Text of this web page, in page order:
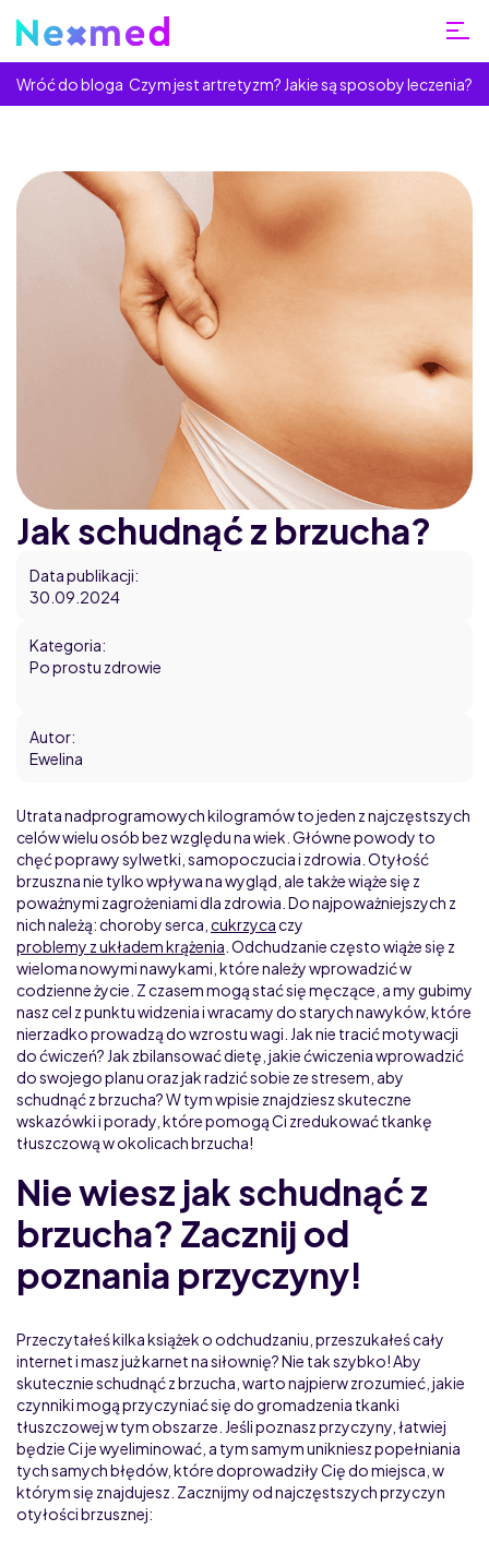
Wróć do bloga Czym jest artretyzm? Jakie są sposoby leczenia?
Jak schudnąć z brzucha?
Data publikacji:
30.09.2024
Kategoria:
Po prostu zdrowie
Autor:
Ewelina
Utrata nadprogramowych kilogramów to jeden z najczęstszych
celów wielu osób bez względu na wiek. Główne powody to
chęć poprawy sylwetki, samopoczucia i zdrowia. Otyłość
brzuszna nie tylko wpływa na wygląd, ale także wiąże się z
poważnymi zagrożeniami dla zdrowia. Do najpoważniejszych z
nich należą: choroby serca, cukrzycaczy
problemy z układem krążenia . Odchudzanie często wiąże się z
wieloma nowymi nawykami, które należy wprowadzić w
codzienne życie. Z czasem mogą stać się męczące, a my gubimy
nasz cel z punktu widzenia i wracamy do starych nawyków, które
nierzadko prowadzą do wzrostu wagi. Jak nie tracić motywacji
do ćwiczeń? Jak zbilansować dietę, jakie ćwiczenia wprowadzić
do swojego planu oraz jak radzić sobie ze stresem, aby
schudnąć z brzucha? W tym wpisie znajdziesz skuteczne
wskazówki i porady, które pomogą Ci zredukować tkankę
tłuszczową w okolicach brzucha!
Nie wiesz jak schudnąć z
brzucha? Zacznij od
poznania przyczyny!
Przeczytałeś kilka książek o odchudzaniu, przeszukałeś cały
internet i masz już karnet na siłownię? Nie tak szybko! Aby
skutecznie schudnąć z brzucha, warto najpierw zrozumieć, jakie
czynniki mogą przyczyniać się do gromadzenia tkanki
tłuszczowej w tym obszarze. Jeśli poznasz przyczyny, łatwiej
będzie Ci je wyeliminować, a tym samym unikniesz popełniania
tych samych błędów, które doprowadziły Cię do miejsca, w
którym się znajdujesz. Zacznijmy od najczęstszych przyczyn
otyłości brzusznej: